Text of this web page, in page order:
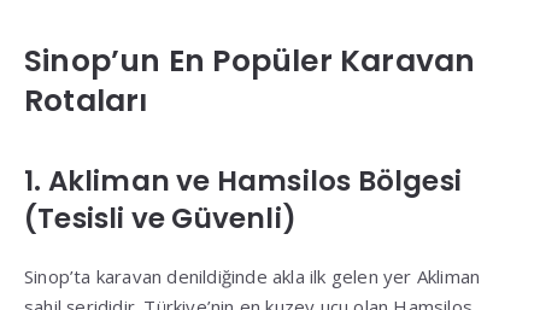
Sinop’un En Popüler Karavan
Rotaları
1. Akliman ve Hamsilos Bölgesi
(Tesisli ve Güvenli)
Sinop’ta karavan denildiğinde akla ilk gelen yer Akliman